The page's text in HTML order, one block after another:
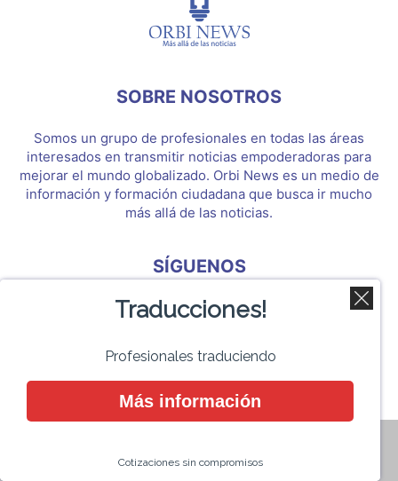
SOBRE NOSOTROS
Somos un grupo de profesionales en todas las áreas
interesados en transmitir noticias empoderadoras para
mejorar el mundo globalizado. Orbi News es un medio de
información y formación ciudadana que busca ir mucho
más allá de las noticias.
SÍGUENOS
Orbi News 2017
Traducciones!
Profesionales traduciendo
Más información
Cotizaciones sin compromisos